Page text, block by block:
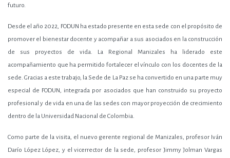
futuro.
Desde el año 2022, FODUN ha estado presente en esta sede con el propósito de
promover el bienestar docente y acompañar a sus asociados en la construcción
de sus proyectos de vida. La Regional Manizales ha liderado este
acompañamiento que ha permitido fortalecer el vínculo con los docentes de la
sede. Gracias a este trabajo, la Sede de La Paz se ha convertido en una parte muy
especial de FODUN, integrada por asociados que han construido su proyecto
profesional y de vida en una de las sedes con mayor proyección de crecimiento
dentro de la Universidad Nacional de Colombia.
Como parte de la visita, el nuevo gerente regional de Manizales, profesor Iván
Darío López López, y el vicerrector de la sede, profesor Jimmy Jolman Vargas